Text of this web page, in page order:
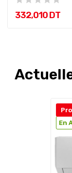
332,010 DT
En